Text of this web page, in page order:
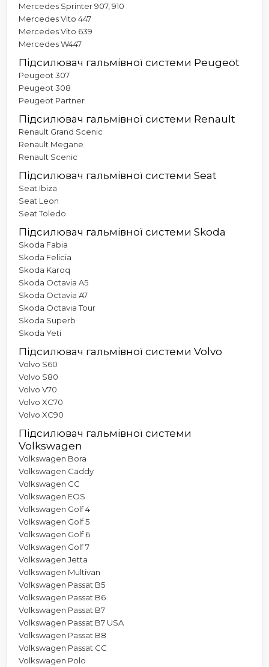
Mercedes Sprinter 907, 910
Mercedes Vito 447
Mercedes Vito 639
Mercedes W447
Підсилювач гальмівної системи Peugeot
Peugeot 307
Peugeot 308
Peugeot Partner
Підсилювач гальмівної системи Renault
Renault Grand Scenic
Renault Megane
Renault Scenic
Підсилювач гальмівної системи Seat
Seat Ibiza
Seat Leon
Seat Toledo
Підсилювач гальмівної системи Skoda
Skoda Fabia
Skoda Felicia
Skoda Karoq
Skoda Octavia A5
Skoda Octavia A7
Skoda Octavia Tour
Skoda Superb
Skoda Yeti
Підсилювач гальмівної системи Volvo
Volvo S60
Volvo S80
Volvo V70
Volvo XC70
Volvo XC90
Підсилювач гальмівної системи
Volkswagen
Volkswagen Bora
Volkswagen Caddy
Volkswagen CC
Volkswagen EOS
Volkswagen Golf 4
Volkswagen Golf 5
Volkswagen Golf 6
Volkswagen Golf 7
Volkswagen Jetta
Volkswagen Multivan
Volkswagen Passat B5
Volkswagen Passat B6
Volkswagen Passat B7
Volkswagen Passat B7 USA
Volkswagen Passat B8
Volkswagen Passat CC
Volkswagen Polo